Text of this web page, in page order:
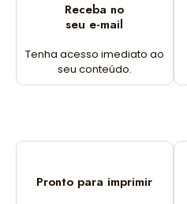
Receba no
seu e-mail
Tenha acesso imediato ao
seu conteúdo.
Pronto para imprimir